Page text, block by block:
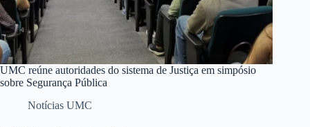
UMC reúne autoridades do sistema de Justiça em simpósio
sobre Segurança Pública
Notícias UMC